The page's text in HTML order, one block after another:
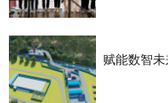
赋能数智未